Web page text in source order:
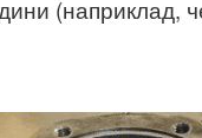
(наприклад,